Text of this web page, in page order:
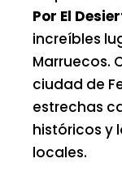
Por El
increíbles
Marruecos.
ciudad de
estrechas
históricos y
locales.